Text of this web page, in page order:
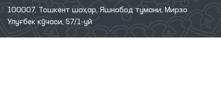
100007, Тошкент шаҳар, Яшнобод тумани, Мирзо
Улуғбек кўчаси, 57/1-уй